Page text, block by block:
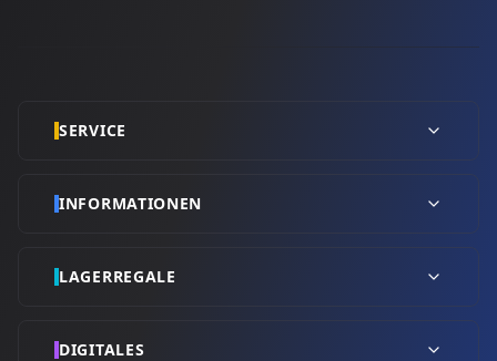
SERVICE
INFORMATIONEN
LAGERREGALE
DIGITALES